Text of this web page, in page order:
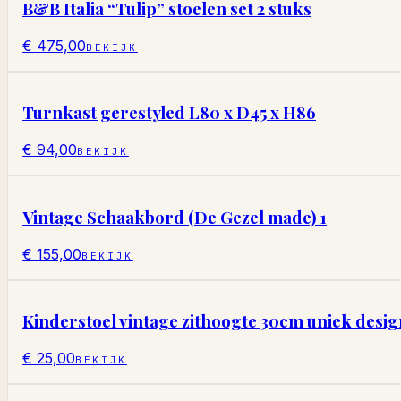
B&B Italia “Tulip” stoelen set 2 stuks
€ 475,00BEKIJK
Turnkast gerestyled L80 x D45 x H86
€ 94,00BEKIJK
Vintage Schaakbord (De Gezel made) 1
€ 155,00BEKIJK
Kinderstoel vintage zithoogte 30cm uniek
€ 25,00BEKIJK